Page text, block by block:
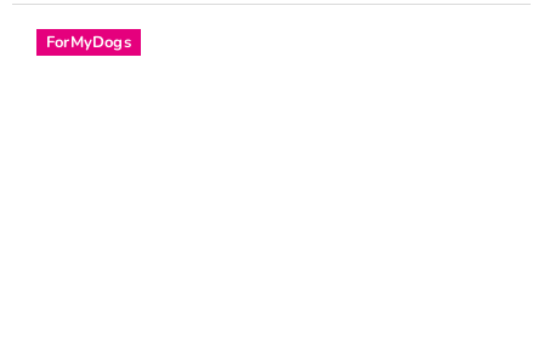
ForMyDogs